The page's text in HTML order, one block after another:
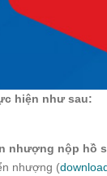
hiện như sau:
nhượng nộp hồ
nhượng (